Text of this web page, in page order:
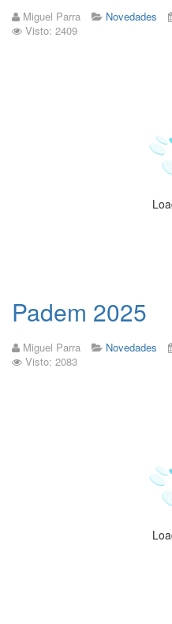
Miguel Parra Novedades
Visto: 2409
Padem 2025
Miguel Parra Novedades
Visto: 2083